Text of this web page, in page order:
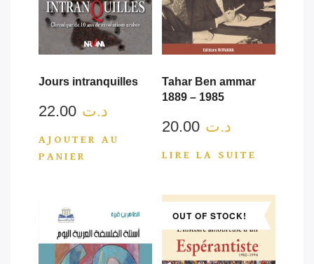
Jours intranquilles
د.ت
AJOUTER AU
PANIER
Tahar Ben ammar
1889 – 1985
د.ت 20.00
LIRE LA SUITE
OUT OF STOCK!